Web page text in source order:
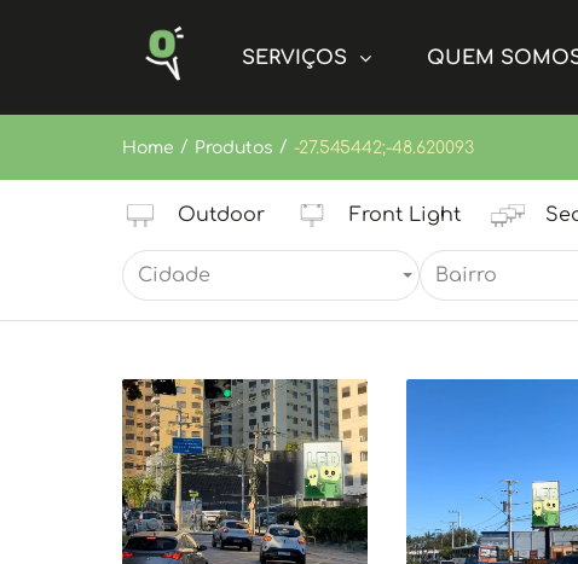
SERVIÇOS QUEM
Home / Produtos / -27.545442;-48.620093
Outdoor Front Light
Cidade Bairro